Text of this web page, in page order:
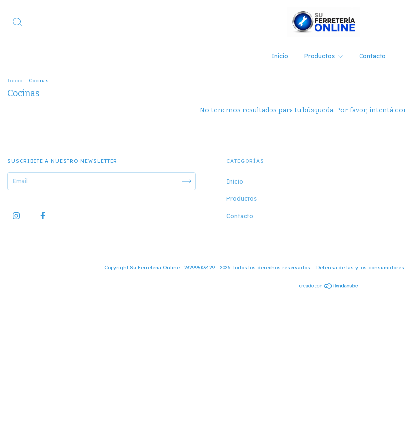
Inicio Productos Contacto
Inicio . Cocinas
Cocinas
No tenemos resultados para tu búsqueda. Por favor, intentá
SUSCRIBITE A NUESTRO NEWSLETTER CATEGORÍAS
Inicio
Productos
Contacto
Copyright Su Ferreteria Online - 23299503429 - 2026. Todos los derechos reservados. Defensa de las y los